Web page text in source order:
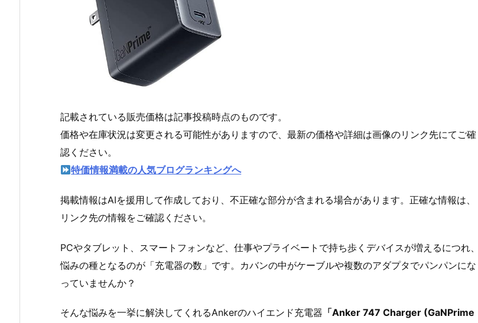
記載されている販売価格は記事投稿時点のものです。
価格や在庫状況は変更される可能性がありますので、最新の価格や詳細は画像のリンク先にてご確
認ください。
特価情報満載の人気ブログランキングへ
掲載情報はAIを援用して作成しており、不正確な部分が含まれる場合があります。正確な情報は、
リンク先の情報をご確認ください。
PCやタブレット、スマートフォンなど、仕事やプライベートで持ち歩くデバイスが増えるにつれ、
悩みの種となるのが「充電器の数」です。カバンの中がケーブルや複数のアダプタでパンパンにな
っていませんか？
そんな悩みを一挙に解決してくれるAnkerのハイエンド充電器 「Anker 747 Charger (GaNPrime